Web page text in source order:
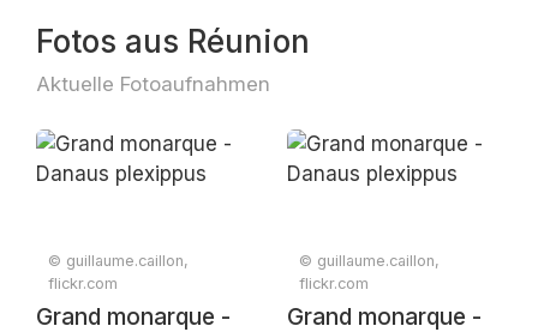
Fotos aus Réunion
Aktuelle Fotoaufnahmen
© guillaume.caillon,
flickr.com
Grand monarque -
© guillaume.caillon,
flickr.com
Grand monarque -